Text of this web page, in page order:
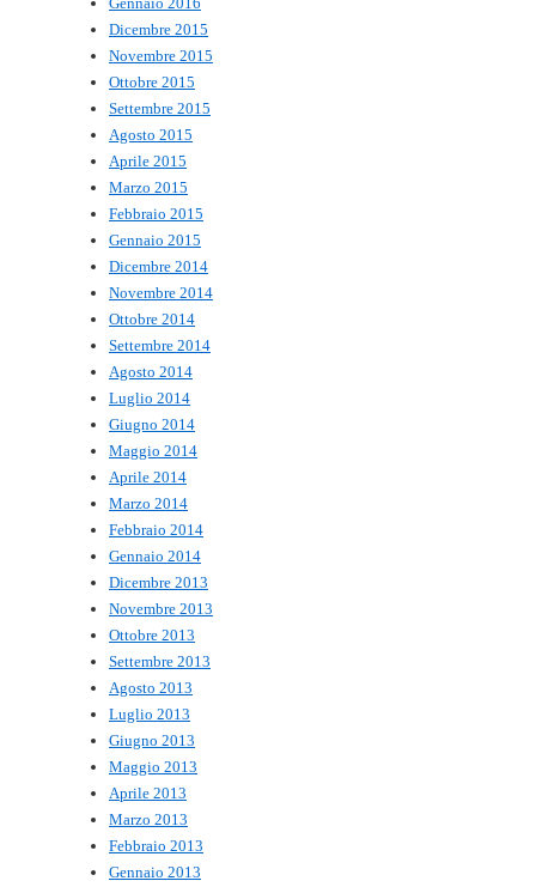
Dicembre 2015
Novembre 2015
Ottobre 2015
Settembre 2015
Agosto 2015
Aprile 2015
Marzo 2015
Febbraio 2015
Gennaio 2015
Dicembre 2014
Novembre 2014
Ottobre 2014
Settembre 2014
Agosto 2014
Luglio 2014
Giugno 2014
Maggio 2014
Aprile 2014
Marzo 2014
Febbraio 2014
Gennaio 2014
Dicembre 2013
Novembre 2013
Ottobre 2013
Settembre 2013
Agosto 2013
Luglio 2013
Giugno 2013
Maggio 2013
Aprile 2013
Marzo 2013
Febbraio 2013
Gennaio 2013